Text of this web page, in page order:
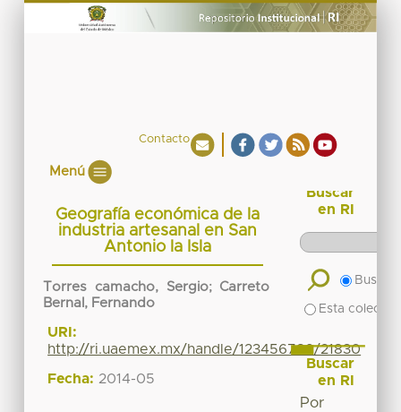
Contacto
Menú
Geografía económica de la
industria artesanal en San
Antonio la Isla
Torres camacho, Sergio; Carreto
Bernal, Fernando
URI:
http://ri.uaemex.mx/handle/123456789/21830
Fecha: 2014-05
Buscar
en RI
Buscar
Esta
Buscar
en RI
Por